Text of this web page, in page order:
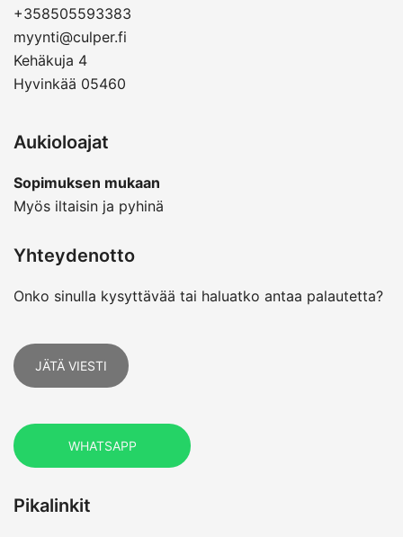
+358505593383
myynti@culper.fi
Kehäkuja 4
Hyvinkää 05460
Aukioloajat
Sopimuksen mukaan
Myös iltaisin ja pyhinä
Yhteydenotto
Onko sinulla kysyttävää tai haluatko antaa palautetta?
JÄTÄ VIESTI
WHATSAPP
Pikalinkit